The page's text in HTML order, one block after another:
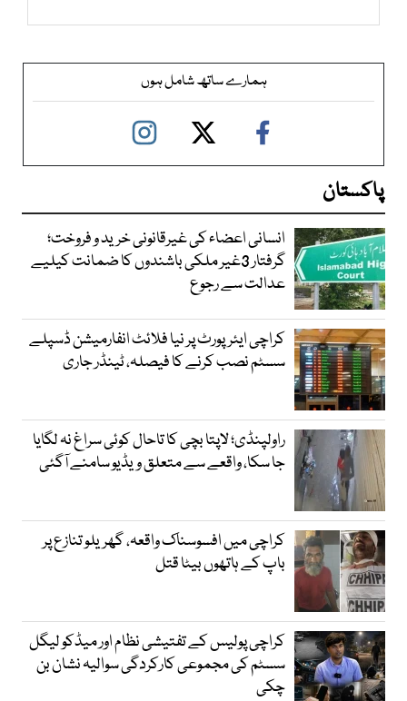
ہمارے ساتھ شامل ہوں
پاکستان
انسانی اعضاء کی غیرقانونی خرید و فروخت؛
گرفتار 3غیر ملکی باشندوں کا ضمانت کیلیے
عدالت سے رجوع
کراچی ایئرپورٹ پر نیا فلائٹ انفارمیشن ڈسپلے
سسٹم نصب کرنے کا فیصلہ، ٹینڈر جاری
راولپنڈی؛ لاپتا بچی کا تاحال کوئی سراغ نہ لگایا
جا سکا، واقعے سے متعلق ویڈیو سامنے آگئی
کراچی میں افسوسناک واقعہ، گھریلو تنازع پر
باپ کے ہاتھوں بیٹا قتل
کراچی پولیس کے تفتیشی نظام اور میڈکو لیگل
سسٹم کی مجموعی کارکردگی سوالیہ نشان بن
چکی